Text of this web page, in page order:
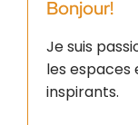
Bonjour!
Je suis
les espaces
inspirants.